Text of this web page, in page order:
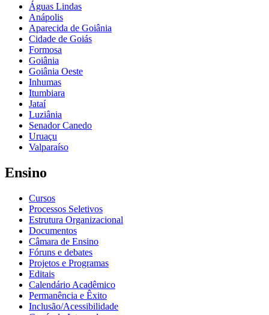
Águas Lindas
Anápolis
Aparecida de Goiânia
Cidade de Goiás
Formosa
Goiânia
Goiânia Oeste
Inhumas
Itumbiara
Jataí
Luziânia
Senador Canedo
Uruaçu
Valparaíso
Ensino
Cursos
Processos Seletivos
Estrutura Organizacional
Documentos
Câmara de Ensino
Fóruns e debates
Projetos e Programas
Editais
Calendário Acadêmico
Permanência e Êxito
Inclusão/Acessibilidade